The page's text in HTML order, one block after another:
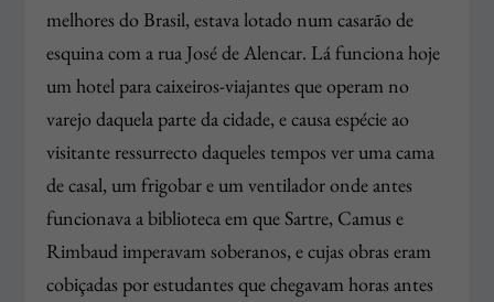
melhores do Brasil, estava lotado num casarão de
esquina com a rua José de Alencar. Lá funciona hoje
um hotel para caixeiros-viajantes que operam no
varejo daquela parte da cidade, e causa espécie ao
visitante ressurrecto daqueles tempos ver uma cama
de casal, um frigobar e um ventilador onde antes
funcionava a biblioteca em que Sartre, Camus e
Rimbaud imperavam soberanos, e cujas obras eram
cobiçadas por estudantes que chegavam horas antes